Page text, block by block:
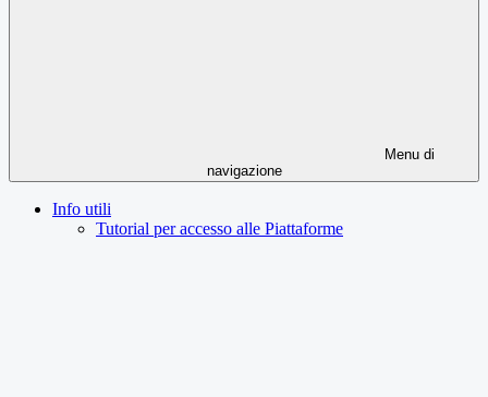
Menu di
navigazione
Info utili
Tutorial per accesso alle Piattaforme